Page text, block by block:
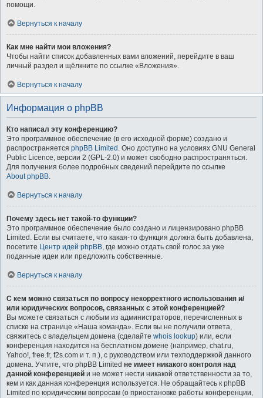
помощи.
Вернуться к началу
Как мне найти мои вложения?
Чтобы найти список добавленных вами вложений, перейдите в ваш
личный раздел и щёлкните по ссылке «Вложения».
Вернуться к началу
Информация о phpBB
Кто написал эту конференцию?
Это программное обеспечение (в его исходной форме) создано и
распространяется phpBB Limited . Оно доступно на условиях GNU General
Public Licence, версии 2 (GPL-2.0) и может свободно распространяться.
Для получения более подробных сведений перейдите по ссылке
About phpBB.
Вернуться к началу
Почему здесь нет такой-то функции?
Это программное обеспечение было создано и лицензировано phpBB
Limited. Если вы считаете, что какая-то функция должна быть добавлена,
посетите Центр идей phpBB, где можно отдать свой голос за уже
поданные идеи или предложить собственные.
Вернуться к началу
С кем можно связаться по вопросу некорректного использования и/
или юридических вопросов, связанных с этой конференцией?
Вы можете связаться с любым из администраторов, перечисленных в
списке на странице «Наша команда». Если вы не получили ответа,
свяжитесь с владельцем домена (сделайте whois lookup) или, если
конференция находится на бесплатном домене (например, chat.ru,
Yahoo!, free.fr, f2s.com и т. п.), с руководством или техподдержкой данного
домена. Учтите, что phpBB Limited не имеет никакого контроля над
данной конференцией и не может нести никакой ответственности за то,
кем и как данная конференция используется. Не обращайтесь к phpBB
Limited по юридическим вопросам (о приостановке работы конференции,